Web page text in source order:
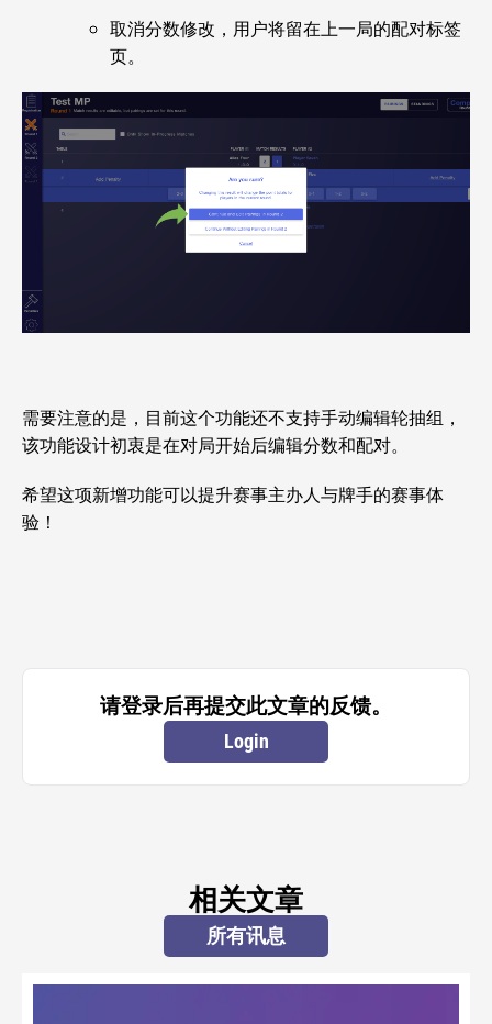
取消分数修改，用户将留在上一局的配对标签
页。
需要注意的是，目前这个功能还不支持手动编辑轮抽组，
该功能设计初衷是在对局开始后编辑分数和配对。
希望这项新增功能可以提升赛事主办人与牌手的赛事体
验！
请登录后再提交此文章的反馈。
Login
相关文章
所有讯息